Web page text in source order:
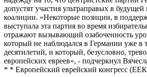
допустят участия ультраправых в
коалиции. «Некоторые позиции, в
выступала эта партия во время
отражают вызывающий озабоченность
который не наблюдался в Германии уже в
десятилетий, и который, безусловно,
европейских евреев», - подчеркнул
* * Европейский еврейский конгресс